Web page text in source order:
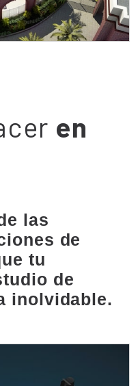
libre
en
las
de
tu
de
inolvidable.